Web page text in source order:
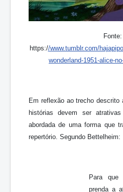
Fonte:
https://www.tumblr.com/
wonderland-1951-alice-
Em reflexão ao trecho descrito
histórias devem ser
abordada de uma forma que
repertório. Segundo Bettelheim:
Para que
prenda a